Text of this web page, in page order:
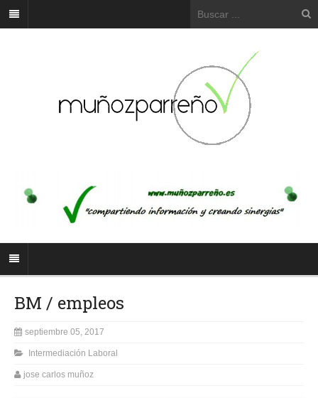
BM / empleos
septiembre 05, 2017
Intermediación Laboral
jose carlos muñoz